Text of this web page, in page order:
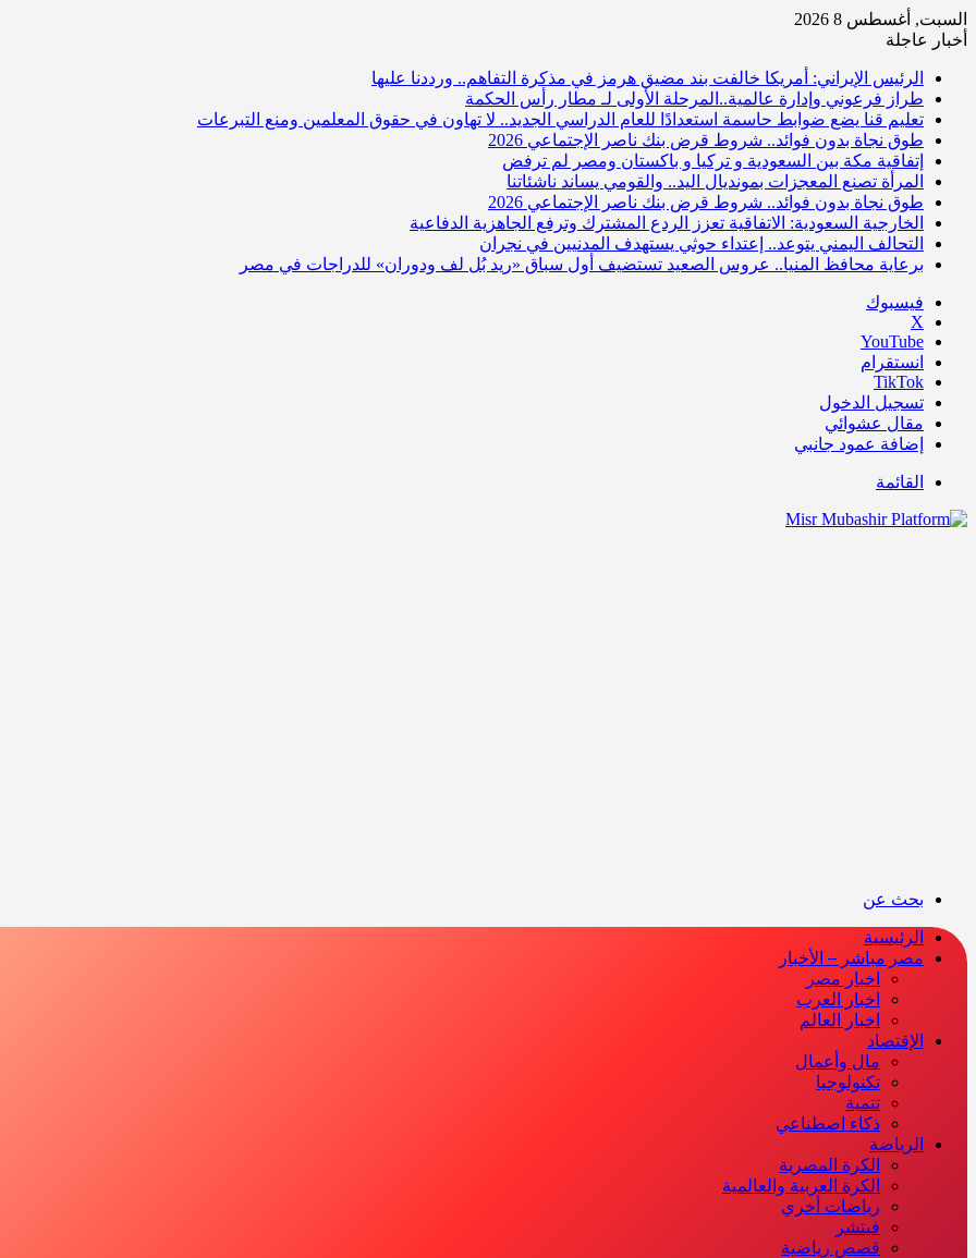
السبت, أغسطس 8 2026
أخبار عاجلة
الرئيس الإيراني: أمريكا خالفت بند مضيق هرمز في مذكرة التفاهم.. ورددنا عليها
طراز فرعوني وإدارة عالمية..المرحلة الأولى لـ مطار رأس الحكمة
تعليم قنا يضع ضوابط حاسمة استعدادًا للعام الدراسي الجديد.. لا تهاون في حقوق المعلمين ومنع التبرعات
طوق نجاة بدون فوائد.. شروط قرض بنك ناصر الإجتماعي 2026
إتفاقية مكة بين السعودية و تركيا و باكستان ومصر لم ترفض
المرأة تصنع المعجزات بمونديال اليد.. والقومي يساند ناشئاتنا
طوق نجاة بدون فوائد.. شروط قرض بنك ناصر الإجتماعي 2026
الخارجية السعودية: الاتفاقية تعزز الردع المشترك وترفع الجاهزية الدفاعية
التحالف اليمني يتوعد.. إعتداء حوثي يستهدف المدنيين في نجران
برعاية محافظ المنيا.. عروس الصعيد تستضيف أول سباق «ريد بُل لف ودوران» للدراجات في مصر
فيسبوك
‫X
‫YouTube
انستقرام
‫TikTok
تسجيل الدخول
مقال عشوائي
إضافة عمود جانبي
القائمة
بحث عن
الرئيسية
مصر مباشر – الأخبار
اخبار مصر
اخبار العرب
اخبار العالم
الإقتصاد
مال وأعمال
تكنولوجيا
تنمية
ذكاء اصطناعي
الرياضة
الكرة المصرية
الكرة العربية والعالمية
رياضات أخري
فيتشر
قصص رياضية